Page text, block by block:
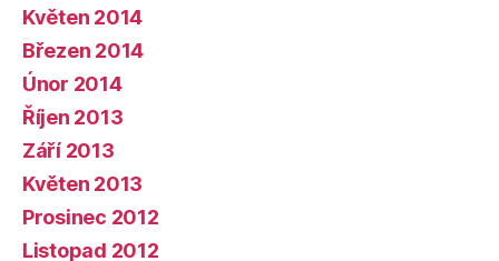
Květen 2014
Březen 2014
Únor 2014
Říjen 2013
Září 2013
Květen 2013
Prosinec 2012
Listopad 2012